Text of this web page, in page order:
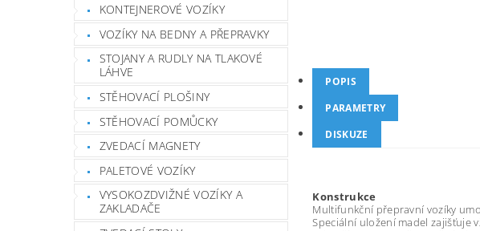
KONTEJNEROVÉ VOZÍKY
VOZÍKY NA BEDNY A PŘEPRAVKY
STOJANY A RUDLY NA TLAKOVÉ
LÁHVE
STĚHOVACÍ PLOŠINY
STĚHOVACÍ POMŮCKY
ZVEDACÍ MAGNETY
PALETOVÉ VOZÍKY
VYSOKOZDVIŽNÉ VOZÍKY A
ZAKLADAČE
POPIS
PARAMETRY
DISKUZE
Konstrukce
Multifunkční přepravní vozíky
Speciální uložení madel zajišťuje